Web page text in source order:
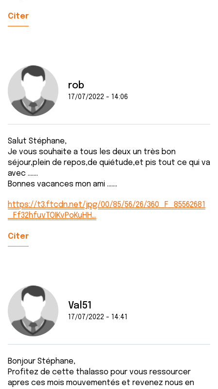
Citer
rob
17/07/2022 - 14:06
Salut Stéphane,
Je vous souhaite a tous les deux un très bon
séjour,plein de repos,de quiétude,et pis tout ce qui va
avec .......
Bonnes vacances mon ami .......
https://t3.ftcdn.net/jpg/00/85/56/26/360_F_85562681
_Ff32hfuvTOIKvPoKuHH…
Citer
Val51
17/07/2022 - 14:41
Bonjour Stéphane,
Profitez de cette thalasso pour vous ressourcer
apres ces mois mouvementés et revenez nous en